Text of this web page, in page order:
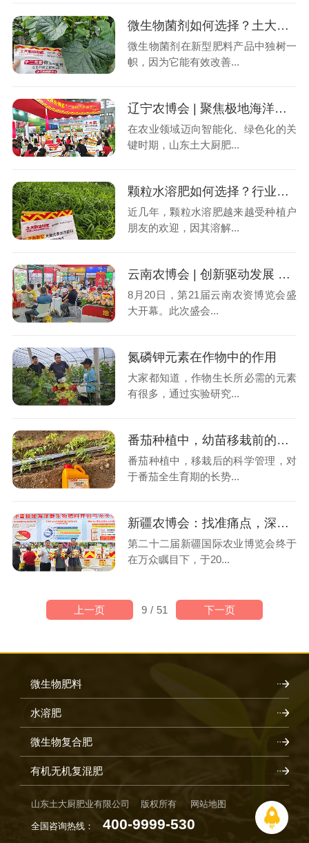
微生物菌剂如何选择？土大厨解析
微生物菌剂在新型肥料产品中独树一
帜，因为它能有效改善...
辽宁农博会 | 聚焦极地海洋菌，赋能现代农业新未来
在农业领域迈向智能化、绿色化的关
键时期，山东土大厨肥...
颗粒水溶肥如何选择？行业人揭秘
近几年，颗粒水溶肥越来越受种植户
朋友的欢迎，因其溶解...
云南农博会 | 创新驱动发展 彰显品牌硬实力
8月20日，第21届云南农资博览会盛
大开幕。此次盛会...
氮磷钾元素在作物中的作用
大家都知道，作物生长所必需的元素
有很多，通过实验研究...
番茄种植中，幼苗移栽前的准备工作
番茄种植中，移栽后的科学管理，对
于番茄全生育期的长势...
新疆农博会：找准痛点，深挖需求，蓄力赋能
第二十二届新疆国际农业博览会终于
在万众瞩目下，于20...
9 / 51
上一页 下一页
微生物肥料
水溶肥
微生物复合肥
有机无机复混肥
山东土大厨肥业有限公司 版权所有 网站地图
全国咨询热线： 400-9999-530